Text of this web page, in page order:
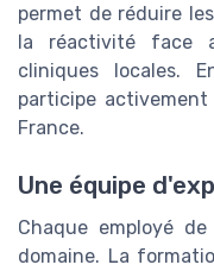
permet de réduire
la réactivité face
cliniques locales.
participe
France.
Une équipe
Chaque employé
domaine. La